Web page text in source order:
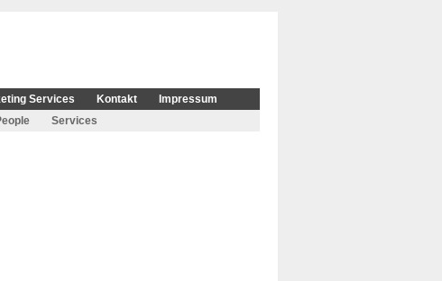
Services Kontakt
Impressum
Services